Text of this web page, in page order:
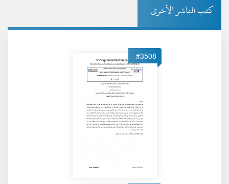
كتب الناشر الأخرى
#3508